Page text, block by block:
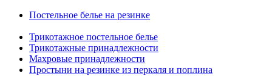
Постельное белье на резинке
Трикотажное постельное белье
Трикотажные принадлежности
Махровые принадлежности
Простыни на резинке из перкаля и поплина